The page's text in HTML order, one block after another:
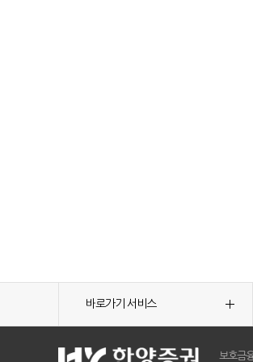
바로가기 서비스
보호금